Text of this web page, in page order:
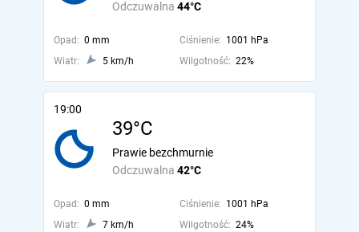
Odczuwalna 44°C
Opad: 0 mm Ciśnienie: 1001 hPa
Wiatr:
5 km/h Wilgotność: 22%
19:00
39°C
Odczuwalna 42°C
Prawie bezchmurnie
Opad: 0 mm Ciśnienie: 1001 hPa
Wiatr:
7 km/h Wilgotność: 24%